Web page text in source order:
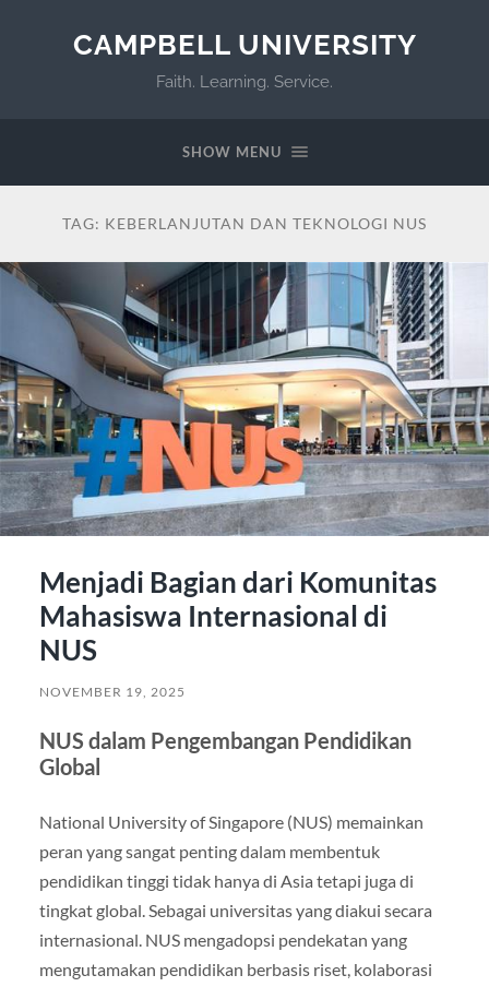
CAMPBELL UNIVERSITY
Faith. Learning. Service.
SHOW MENU
TAG: KEBERLANJUTAN DAN TEKNOLOGI NUS
Menjadi Bagian dari Komunitas
Mahasiswa Internasional di
NUS
NOVEMBER 19, 2025
NUS dalam Pengembangan Pendidikan
Global
National University of Singapore (NUS) memainkan
peran yang sangat penting dalam membentuk
pendidikan tinggi tidak hanya di Asia tetapi juga di
tingkat global. Sebagai universitas yang diakui secara
internasional. NUS mengadopsi pendekatan yang
mengutamakan pendidikan berbasis riset, kolaborasi